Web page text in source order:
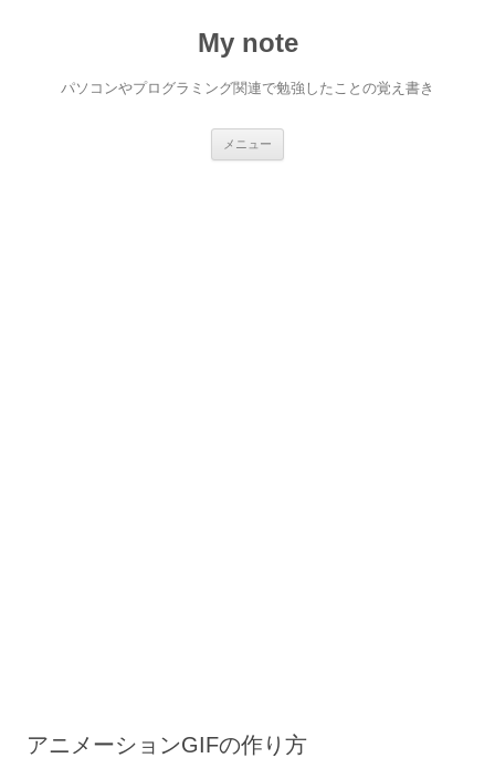
My note
パソコンやプログラミング関連で勉強したことの覚え書き
メニュー
アニメーションGIFの作り方